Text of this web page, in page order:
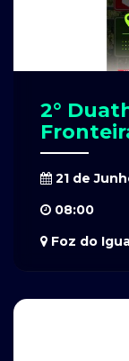
2°
21 de
08:00
Foz do